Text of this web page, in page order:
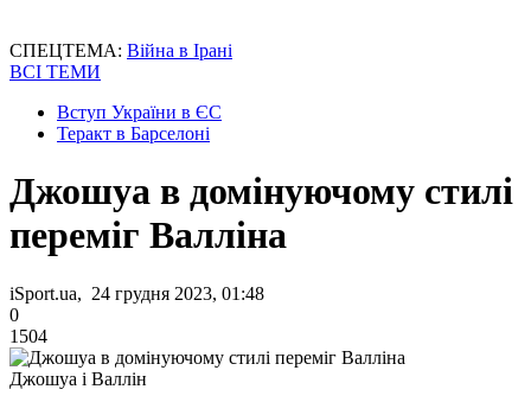
СПЕЦТЕМА: Війна в Ірані
ВСІ ТЕМИ
Вступ України в ЄС
Теракт в Барселоні
Джошуа в домінуючому стилі
переміг Валліна
iSport.ua, 24 грудня 2023, 01:48
0
1504
Джошуа і Валлін